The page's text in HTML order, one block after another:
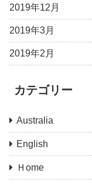
2019年12月
2019年3月
2019年2月
カテゴリー
Australia
English
Ｈome